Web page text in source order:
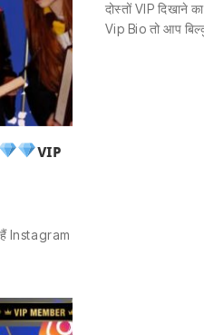
ᴠɪᴘ
Instagram
दोस्तों VIP
Vip Bio तो आप